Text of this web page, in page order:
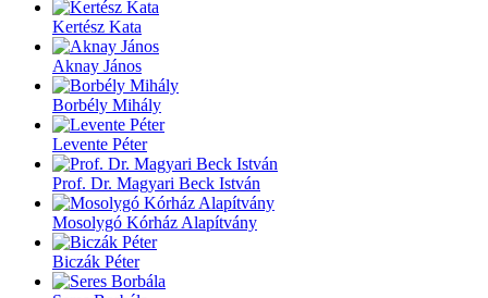
Kertész Kata
Aknay János
Borbély Mihály
Levente Péter
Prof. Dr. Magyari Beck István
Mosolygó Kórház Alapítvány
Biczák Péter